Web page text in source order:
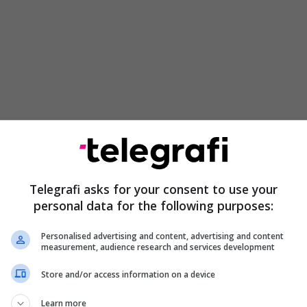
Kërcënimi ndaj Kurtit, Ibishi: Pas
“Brigadës së Veriut” qëndrojnë
inteligjenca serbe dhe ruse
se kanosja është publikuar përmes llogarisë
thuhet në njoftim.
të ditur se, bazuar në të dhënat e siguruara,
Telegrafi asks for your consent to use your
personal data for the following purposes:
Personalised advertising and content, advertising and content
measurement, audience research and services development
Store and/or access information on a device
Learn more